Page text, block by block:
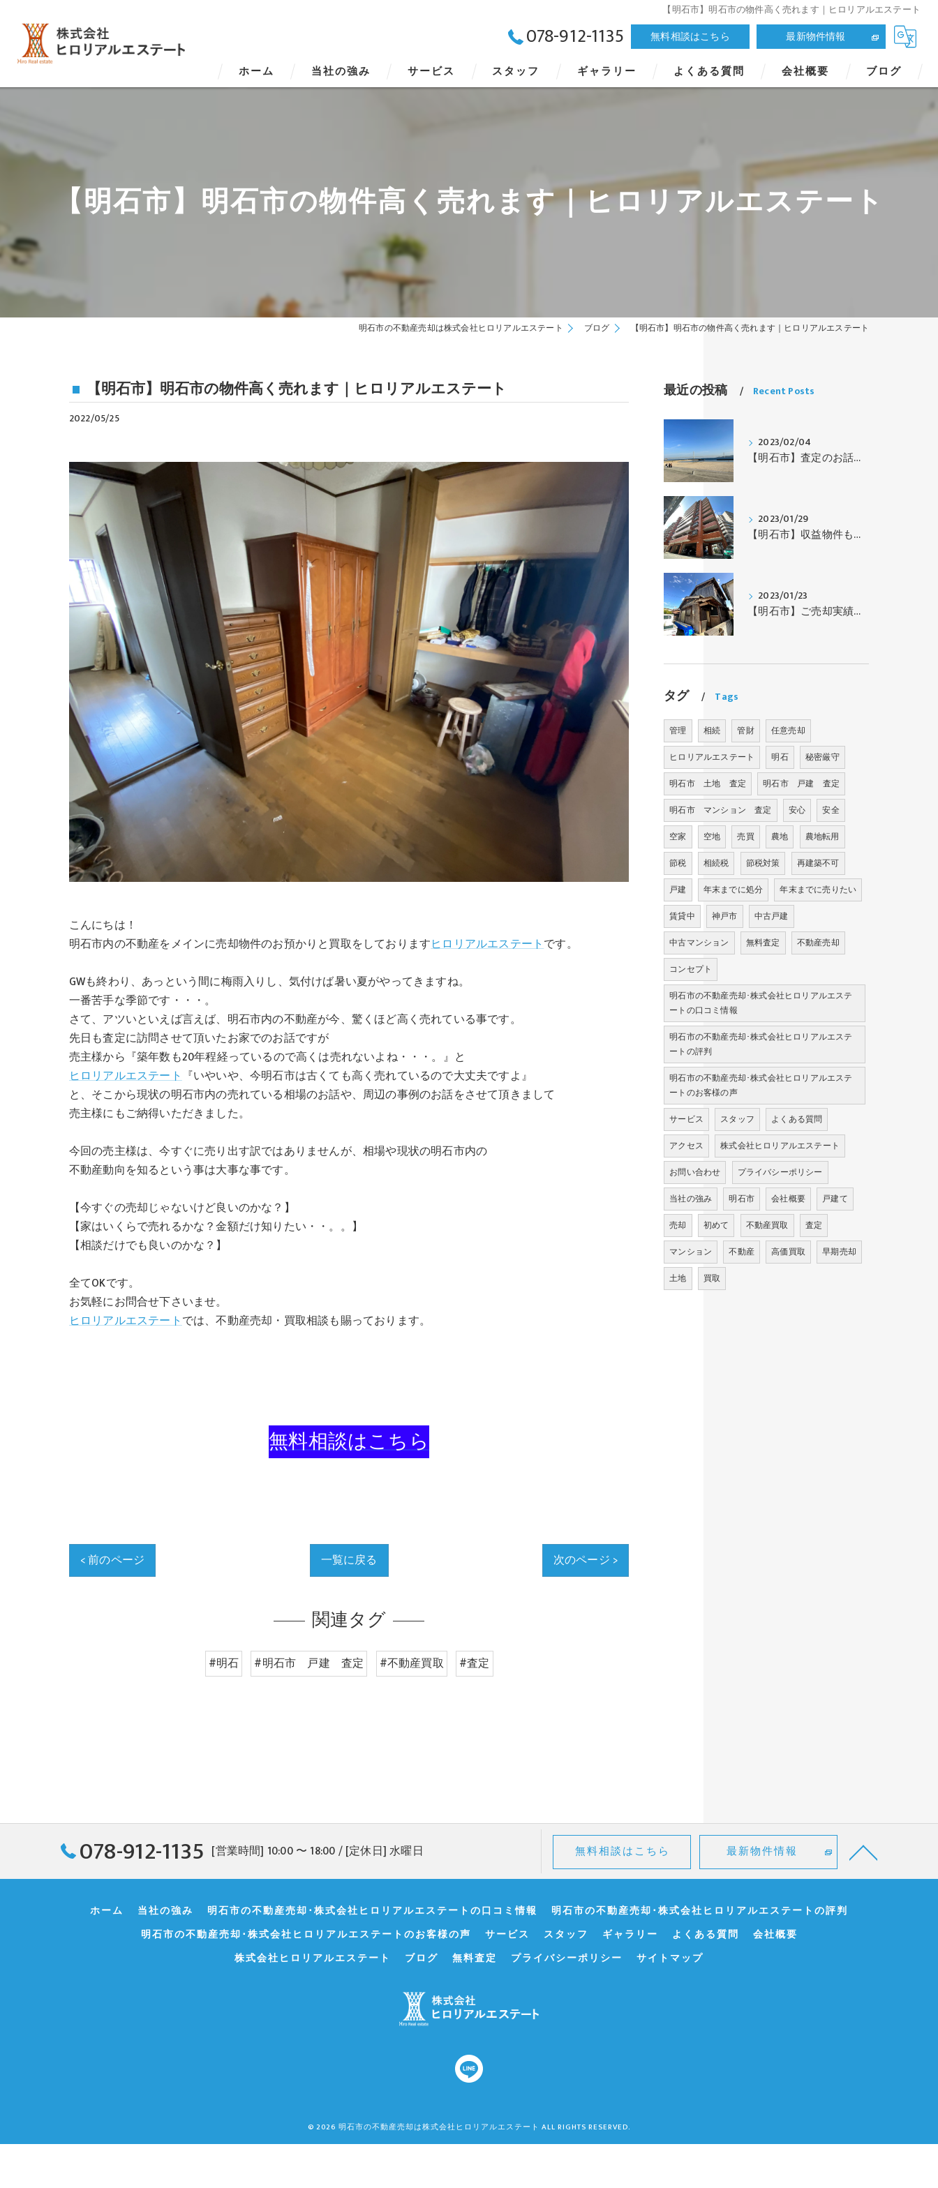
【明石市】明石市の物件高く売れます｜ヒロリアルエステート
078-912-1135 無料相談はこちら 最新物件情報
ホーム 当社の強み サービス スタッフ ギャラリー よくある質問 会社概要 ブログ
【明石市】明石市の物件高く売れます｜ヒロリアルエステート
明石市の不動産売却は株式会社ヒロリアルエステート ブログ 【明石市】明石市の物件高く売れます｜ヒロリアルエステート
【明石市】明石市の物件高く売れます｜ヒロリアルエステート
2022/05/25
こんにちは！
明石市内の不動産をメインに売却物件のお預かりと買取をしておりますヒロリアルエステートです。
GWも終わり、あっという間に梅雨入りし、気付けば暑い夏がやってきますね。
一番苦手な季節です・・・。
さて、アツいといえば言えば、明石市内の不動産が今、驚くほど高く売れている事です。
先日も査定に訪問させて頂いたお家でのお話ですが
売主様から『築年数も20年程経っているので高くは売れないよね・・・。』と
ヒロリアルエステート『いやいや、今明石市は古くても高く売れているので大丈夫ですよ』
と、そこから現状の明石市内の売れている相場のお話や、周辺の事例のお話をさせて頂きまして
売主様にもご納得いただきました。
今回の売主様は、今すぐに売り出す訳ではありませんが、相場や現状の明石市内の
不動産動向を知るという事は大事な事です。
【今すぐの売却じゃないけど良いのかな？】
【家はいくらで売れるかな？金額だけ知りたい・・。。】
【相談だけでも良いのかな？】
全てOKです。
お気軽にお問合せ下さいませ。
ヒロリアルエステートでは、不動産売却・買取相談も賜っております。
無料相談はこちら
< 前のページ 一覧に戻る 次のページ >
関連タグ
#明石 #明石市 戸建 査定 #不動産買取 #査定
最近の投稿 Recent Posts
2023/02/04
【明石市】査定のお話｜ヒロリアルエステート
2023/01/29
【明石市】収益物件もお預かりします｜ヒロリアルエステート
2023/01/23
【明石市】ご売却実績｜ヒロリアルエステート
タグ Tags
管理 相続 管財
任意売却
ヒロリアルエステート
明石
秘密厳守
明石市 土地 査定
明石市 戸建 査定
明石市 マンション 査定
安心
安全
空家
空地 売買 農地
農地転用
節税
相続税 節税対策
再建築不可
戸建
年末までに処分
年末までに売りたい
賃貸中
神戸市
中古戸建
中古マンション
無料査定
不動産売却
コンセプト
明石市の不動産売却･株式会社ヒロリアルエステ
ートの口コミ情報
明石市の不動産売却･株式会社ヒロリアルエステ
ートの評判
明石市の不動産売却･株式会社ヒロリアルエステ
ートのお客様の声
サービス
スタッフ
よくある質問
アクセス
株式会社ヒロリアルエステート
お問い合わせ
プライバシーポリシー
当社の強み
明石市 会社概要
戸建て
売却
初めて 不動産買取
査定
マンション
不動産 高価買取
早期売却
土地
買取
078-912-1135 [営業時間] 10:00 〜 18:00 / [定休日] 水曜日 無料相談はこちら 最新物件情報
ホーム 当社の強み 明石市の不動産売却･株式会社ヒロリアルエステートの口コミ情報
明石市の不動産売却･株式会社ヒロリアルエステートの評判
明石市の不動産売却･株式会社ヒロリアルエステートのお客様の声
サービス スタッフ ギャラリー よくある質問
会社概要
株式会社ヒロリアルエステート
ブログ 無料査定 プライバシーポリシー サイトマップ
© 2026 明石市の不動産売却は株式会社ヒロリアルエステート ALL RIGHTS RESERVED.